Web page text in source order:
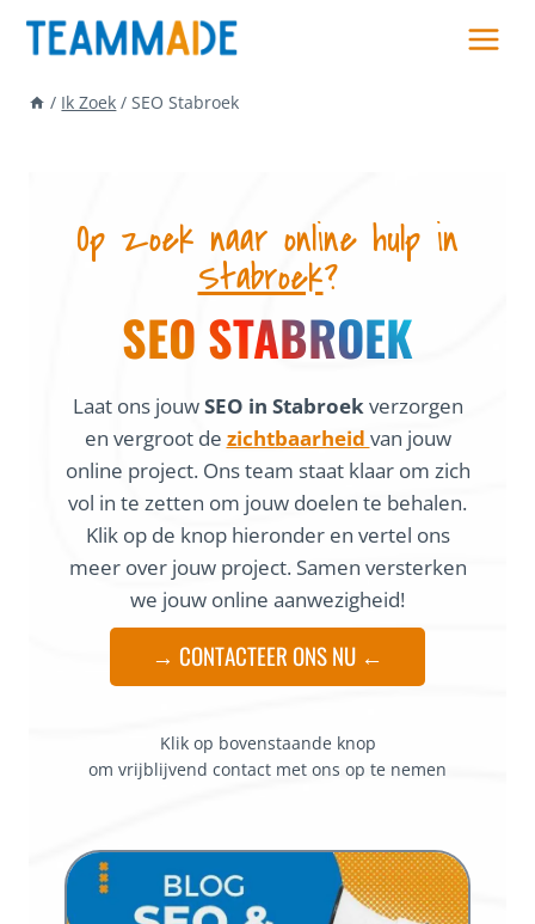
Skip
/ Ik Zoek / SEO Stabroek
Op zoek naar online hulp in
Stabroek?
SEO STABROEK
Laat ons jouwSEO in Stabroekverzorgen
en vergroot de zichtbaarheid van jouw
online project. Ons team staat klaar om zich
vol in te zetten om jouw doelen te behalen.
Klik op de knop hieronder en vertel ons
meer over jouw project. Samen versterken
we jouw online aanwezigheid!
→ CONTACTEER ONS NU ←
Klik op bovenstaande knop
om vrijblijvend contact met ons op te nemen